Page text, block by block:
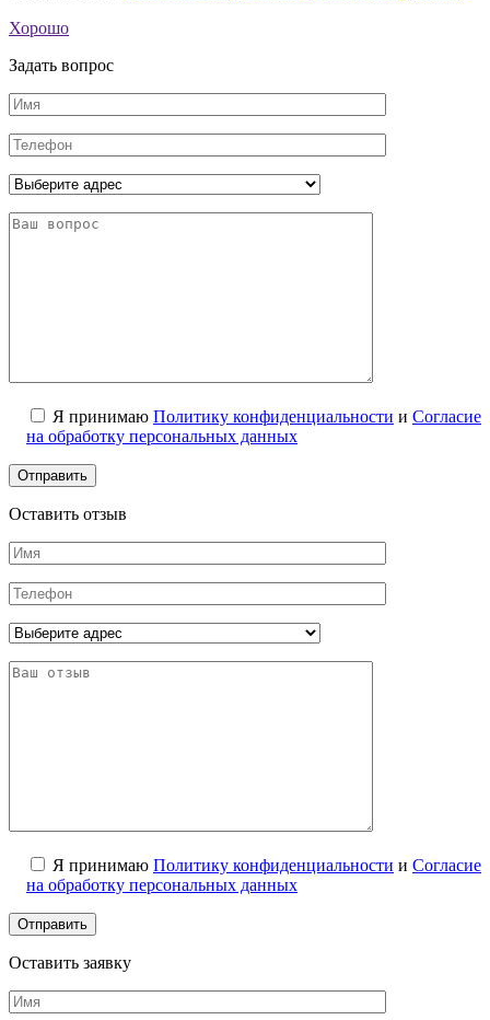
Хорошо
Задать вопрос
Я принимаю Политику конфиденциальности и Согласие
на обработку персональных данных
Оставить отзыв
Я принимаю Политику конфиденциальности и Согласие
на обработку персональных данных
Оставить заявку